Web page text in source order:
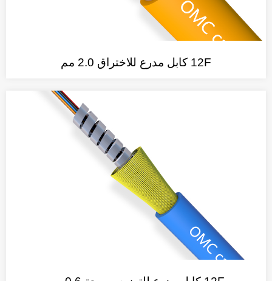
12F كابل مدرع للاختراق 2.0 مم